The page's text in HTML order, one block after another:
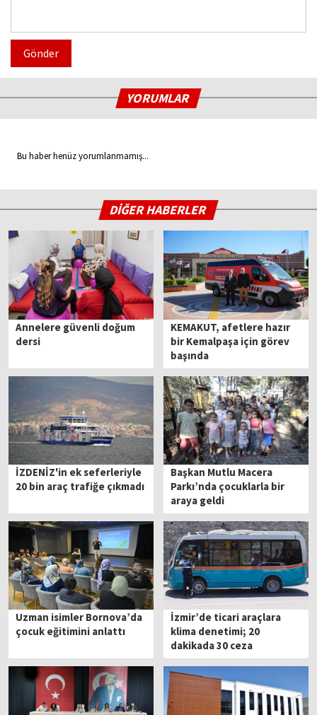
Gönder
YORUMLAR
Bu haber henüz yorumlanmamış...
DİĞER HABERLER
Annelere güvenli doğum
dersi
KEMAKUT, afetlere hazır
bir Kemalpaşa için görev
başında
İZDENİZ'in ek seferleriyle
20 bin araç trafiğe çıkmadı
Başkan Mutlu Macera
Parkı’nda çocuklarla bir
araya geldi
Uzman isimler Bornova’da
çocuk eğitimini anlattı
İzmir’de ticari araçlara
klima denetimi; 20
dakikada 30 ceza